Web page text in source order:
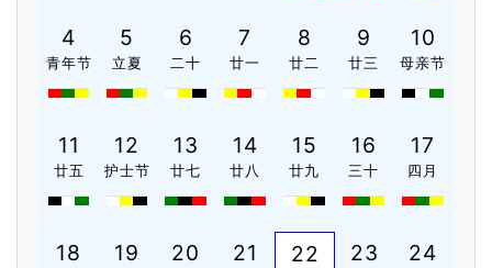
4
青年节
5
立夏
6
二十
7
廿一
8
廿二
9
廿三
10
母亲节
11
廿五
12
护士节
13
廿七
14
廿八
15
廿九
16
三十
17
四月
18 19 20 21 22 23 24